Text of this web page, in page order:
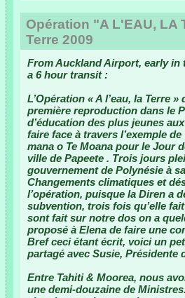
Opération "A L'EAU, LA
Terre 2009
From Auckland Airport, early in
a 6 hour transit :
L’Opération « A l’eau, la Terre
première reproduction dans le
d’éducation des plus jeunes
faire face à travers l’exemple
mana o Te Moana pour le Jour
ville de Papeete . Trois jours
gouvernement de Polynésie à
Changements climatiques et
l’opération, puisque la Diren a
subvention, trois fois qu’elle
sont fait sur notre dos on a
proposé à Elena de faire une
Bref ceci étant écrit, voici un
partagé avec Susie, Présidente
Entre Tahiti & Moorea, nous
une demi-douzaine de